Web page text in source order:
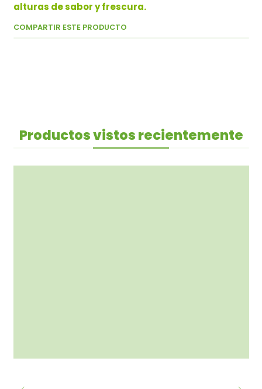
alturas de sabor y frescura.
COMPARTIR ESTE PRODUCTO
Productos vistos recientemente